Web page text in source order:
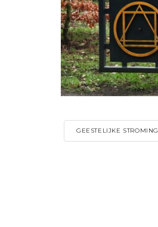
GEESTELIJKE STROMING